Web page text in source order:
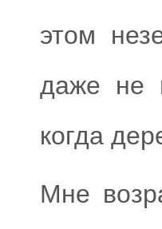
этом
даже не
когда
Мне